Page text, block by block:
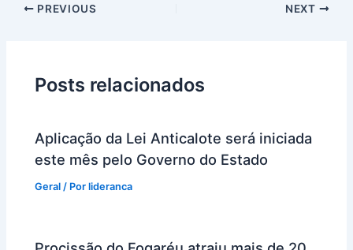
PREVIOUS NEXT
Posts relacionados
Aplicação da Lei Anticalote será iniciada
este mês pelo Governo do Estado
Geral / Porlideranca